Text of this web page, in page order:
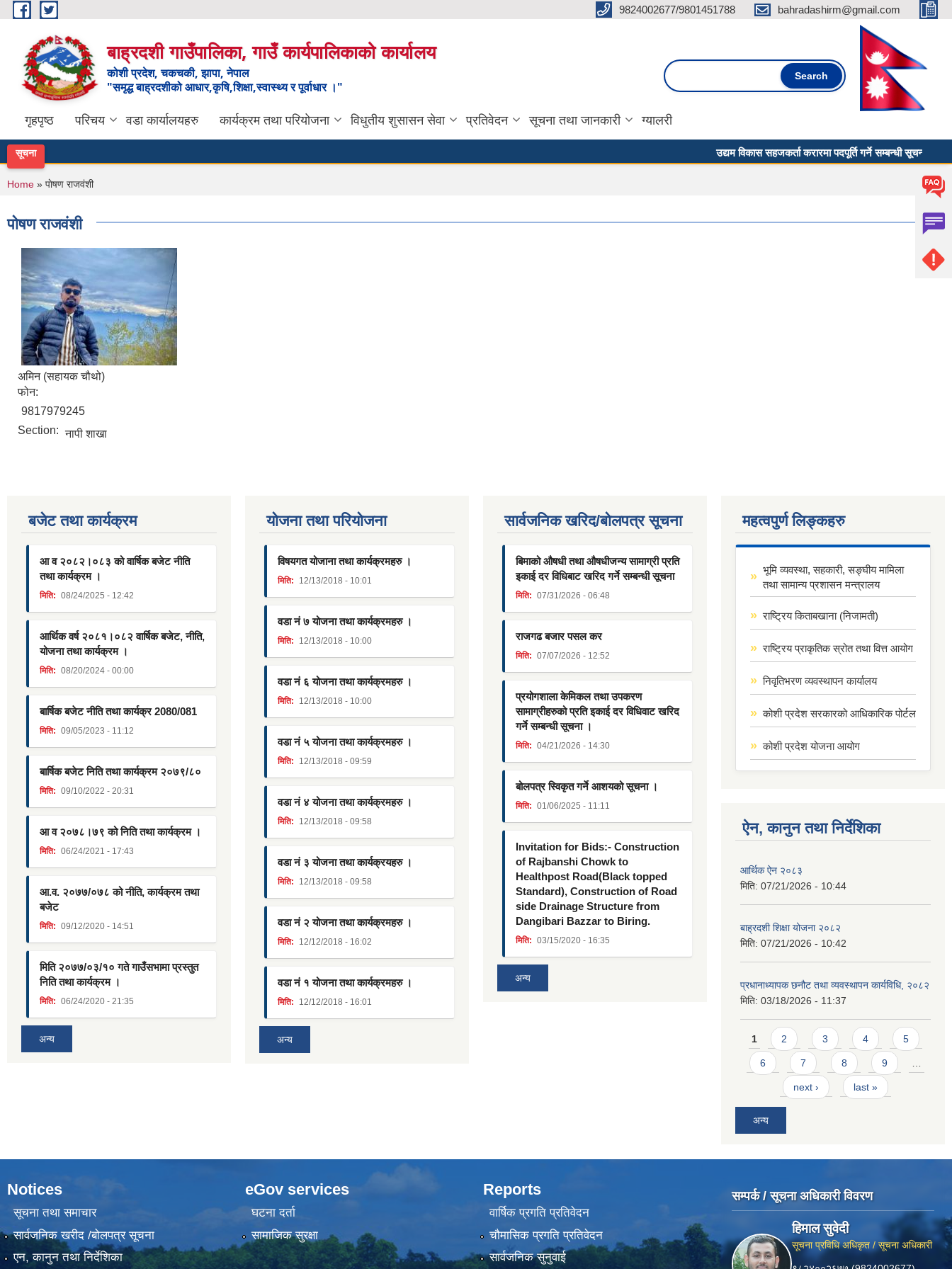
Skip to main content 9824002677/9801451788 bahradashirm@gmail.com
बाह्रदशी गाउँपालिका, गाउँ कार्यपालिकाको कार्यालय
कोशी प्रदेश, चकचकी, झापा, नेपाल
"समृद्ध बाह्रदशीको आधार,कृषि,शिक्षा,स्वास्थ्य र पूर्वाधार ।"
Search form
गृहपृष्ठ परिचय वडा कार्यालयहरु कार्यक्रम तथा परियोजना विधुतीय शुसासन सेवा प्रतिवेदन सूचना तथा जानकारी ग्यालरी
सूचना उद्यम विकास सहजकर्ता करारमा पदपूर्ति गर्ने सम्बन्धी सूचना ।
You are here
Home » पाेषण राजवंशी
पाेषण राजवंशी
अमिन (सहायक चौथो)
फोन:
9817979245
Section: नापी शाखा
बजेट तथा कार्यक्रम
आ व २०८२।०८३ को वार्षिक बजेट नीति
तथा कार्यक्रम ।
मिति: 08/24/2025 - 12:42
आर्थिक वर्ष २०८१।०८२ वार्षिक बजेट, नीति,
योजना तथा कार्यक्रम ।
मिति: 08/20/2024 - 00:00
बार्षिक बजेट नीति तथा कार्यक्र 2080/081
मिति: 09/05/2023 - 11:12
बार्षिक बजेट निति तथा कार्यक्रम २०७९/८०
मिति: 09/10/2022 - 20:31
आ व २०७८।७९ को निति तथा कार्यक्रम ।
मिति: 06/24/2021 - 17:43
आ.व. २०७७/०७८ को नीति, कार्यक्रम तथा
बजेट
मिति: 09/12/2020 - 14:51
मिति २०७७/०३/१० गते गाउँसभामा प्रस्तुत
निति तथा कार्यक्रम ।
मिति: 06/24/2020 - 21:35
अन्य
याेजना तथा परियाेजना
विषयगत योजाना तथा कार्यक्रमहरु ।
मिति: 12/13/2018 - 10:01
वडा नं ७ योजना तथा कार्यक्रमहरु ।
मिति: 12/13/2018 - 10:00
वडा नं ६ योजना तथा कार्यक्रमहरु ।
मिति: 12/13/2018 - 10:00
वडा नं ५ योजना तथा कार्यक्रमहरु ।
मिति: 12/13/2018 - 09:59
वडा नं ४ योजना तथा कार्यक्रमहरु ।
मिति: 12/13/2018 - 09:58
वडा नं ३ योजना तथा कार्यक्रयहरु ।
मिति: 12/13/2018 - 09:58
वडा नं २ योजना तथा कार्यक्रमहरु ।
मिति: 12/12/2018 - 16:02
वडा नं १ योजना तथा कार्यक्रमहरु ।
मिति: 12/12/2018 - 16:01
अन्य
सार्वजनिक खरिद/बोलपत्र सूचना
बिमाको औषधी तथा औषधीजन्य सामाग्री प्रति
इकाई दर विधिबाट खरिद गर्ने सम्बन्धी सूचना
मिति: 07/31/2026 - 06:48
राजगढ बजार पसल कर
मिति: 07/07/2026 - 12:52
प्रयोगशाला केमिकल तथा उपकरण
सामाग्रीहरुको प्रति इकाई दर विधिवाट खरिद
गर्ने सम्बन्धी सूचना ।
मिति: 04/21/2026 - 14:30
बोलपत्र स्विकृत गर्ने आशयको सूचना ।
मिति: 01/06/2025 - 11:11
Invitation for Bids:- Construction
of Rajbanshi Chowk to
Healthpost Road(Black topped
Standard), Construction of Road
side Drainage Structure from
Dangibari Bazzar to Biring.
मिति: 03/15/2020 - 16:35
अन्य
महत्वपुर्ण लिङ्कहरु
भूमि व्यवस्था, सहकारी, सङ्घीय मामिला
तथा सामान्य प्रशासन मन्त्रालय
राष्ट्रिय किताबखाना (निजामती)
राष्ट्रिय प्राकृतिक स्रोत तथा वित्त आयोग
निवृतिभरण व्यवस्थापन कार्यालय
कोशी प्रदेश सरकारको आधिकारिक पोर्टल
कोशी प्रदेश योजना आयोग
ऐन, कानुन तथा निर्देशिका
आर्थिक ऐन २०८३
मिति: 07/21/2026 - 10:44
बाह्रदशी शिक्षा योजना २०८२
मिति: 07/21/2026 - 10:42
प्रधानाध्यापक छनौट तथा व्यवस्थापन कार्यविधि, २०८२
मिति: 03/18/2026 - 11:37
Pages
1 2 3 4 5
6 7 8 9 …
next › last »
अन्य
Notices
सूचना तथा समाचार
सार्वजनिक खरीद /बोलपत्र सूचना
एन, कानुन तथा निर्देशिका
eGov services
घटना दर्ता
सामाजिक सुरक्षा
Reports
वार्षिक प्रगति प्रतिवेदन
चौमासिक प्रगति प्रतिवेदन
सार्वजनिक सुनुवाई
सम्पर्क / सूचना अधिकारी विवरण
हिमाल सुवेदी
सूचना प्रविधि अधिकृत / सूचना अधिकारी